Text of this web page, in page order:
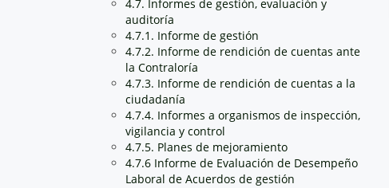
4.7. Informes de gestión, evaluación y
auditoría
4.7.1. Informe de gestión
4.7.2. Informe de rendición de cuentas ante
la Contraloría
4.7.3. Informe de rendición de cuentas a la
ciudadanía
4.7.4. Informes a organismos de inspección,
vigilancia y control
4.7.5. Planes de mejoramiento
4.7.6 Informe de Evaluación de Desempeño
Laboral de Acuerdos de gestión